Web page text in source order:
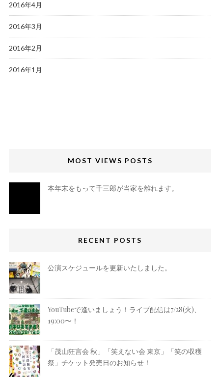
2016年4月
2016年3月
2016年2月
2016年1月
MOST VIEWS POSTS
本年末をもって千三郎が当家を離れます。
RECENT POSTS
公演スケジュールを更新いたしました。
YouTubeで逢いましょう！ライブ配信は7/28(火)、
19:00〜！
「茂山狂言会 秋」「笑えない会 東京」「笑の収穫
祭」チケット発売日のお知らせ！